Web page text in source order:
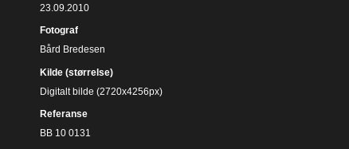
23.09.2010
Fotograf
Bård Bredesen
Kilde (størrelse)
Digitalt bilde (2720x4256px)
Referanse
BB 10 0131